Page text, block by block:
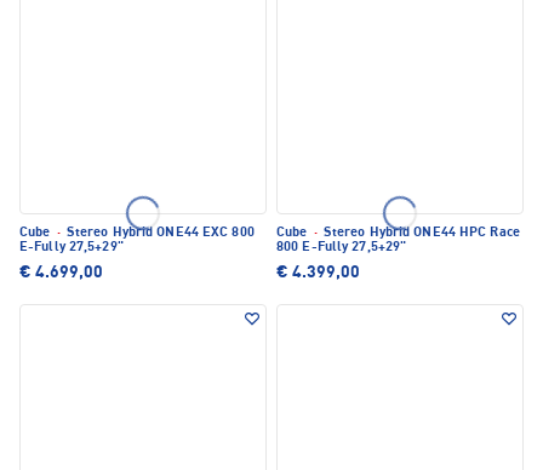
Cube · Stereo Hybrid ONE44 EXC 800
E-Fully 27,5+29"
€ 4.699,00
Cube · Stereo Hybrid ONE44 HPC Race
800 E-Fully 27,5+29"
€ 4.399,00